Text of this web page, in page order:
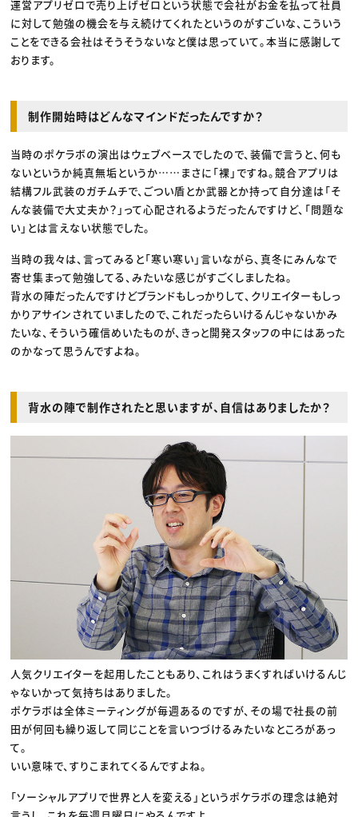
運営アプリゼロで売り上げゼロという状態で会社がお金を払って社員
に対して勉強の機会を与え続けてくれたというのがすごいな、こういう
ことをできる会社はそうそうないなと僕は思っていて。本当に感謝して
おります。
制作開始時はどんなマインドだったんですか？
当時のポケラボの演出はウェブベースでしたので、装備で言うと、何も
ないというか純真無垢というか……まさに「裸」ですね。競合アプリは
結構フル武装のガチムチで、ごつい盾とか武器とか持って自分達は「そ
んな装備で大丈夫か？」って心配されるようだったんですけど、「問題な
い」とは言えない状態でした。
当時の我々は、言ってみると「寒い寒い」言いながら、真冬にみんなで
寄せ集まって勉強してる、みたいな感じがすごくしましたね。
背水の陣だったんですけどブランドもしっかりして、クリエイターもしっ
かりアサインされていましたので、これだったらいけるんじゃないかみ
たいな、そういう確信めいたものが、きっと開発スタッフの中にはあった
のかなって思うんですよね。
背水の陣で制作されたと思いますが、自信はありましたか？
人気クリエイターを起用したこともあり、これはうまくすればいけるんじ
ゃないかって気持ちはありました。
ポケラボは全体ミーティングが毎週あるのですが、その場で社長の前
田が何回も繰り返して同じことを言いつづけるみたいなところがあっ
て。
いい意味で、すりこまれてくるんですよね。
「ソーシャルアプリで世界と人を変える」というポケラボの理念は絶対